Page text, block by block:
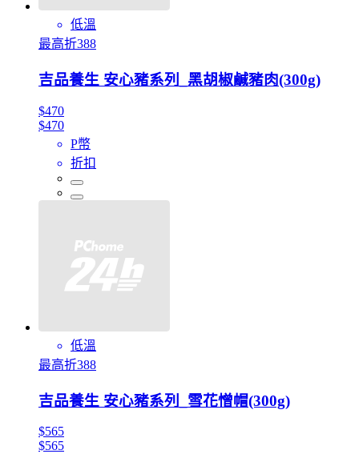
低溫
最高折388
吉品養生 安心豬系列_黑胡椒鹹豬肉(300g)
$470
$470
P幣
折扣
低溫
最高折388
吉品養生 安心豬系列_雪花憎帽(300g)
$565
$565